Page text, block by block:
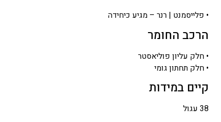
• פלייסמנט | רנר – מגיע כיחידה
הרכב החומר
• חלק עליון פוליאסטר
• חלק תחתון גומי
קיים במידות
38 עגול